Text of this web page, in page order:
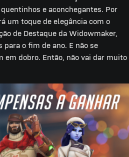
e aconchegantes. Por
um toque de elegância com o
de Destaque da Widowmaker,
o fim de ano. E não se
em dobro. Então, não vai dar muito